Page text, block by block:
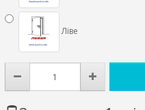
Ліве